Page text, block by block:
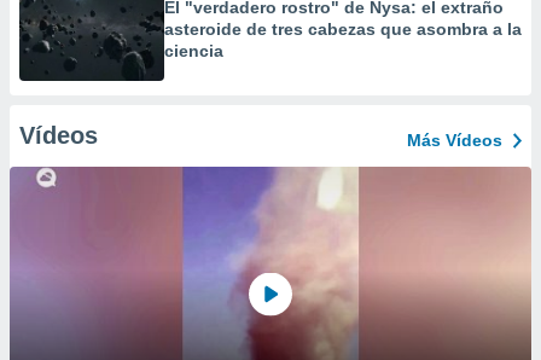
El "verdadero rostro" de Nysa: el extraño
asteroide de tres cabezas que asombra a la
ciencia
Vídeos Más Vídeos